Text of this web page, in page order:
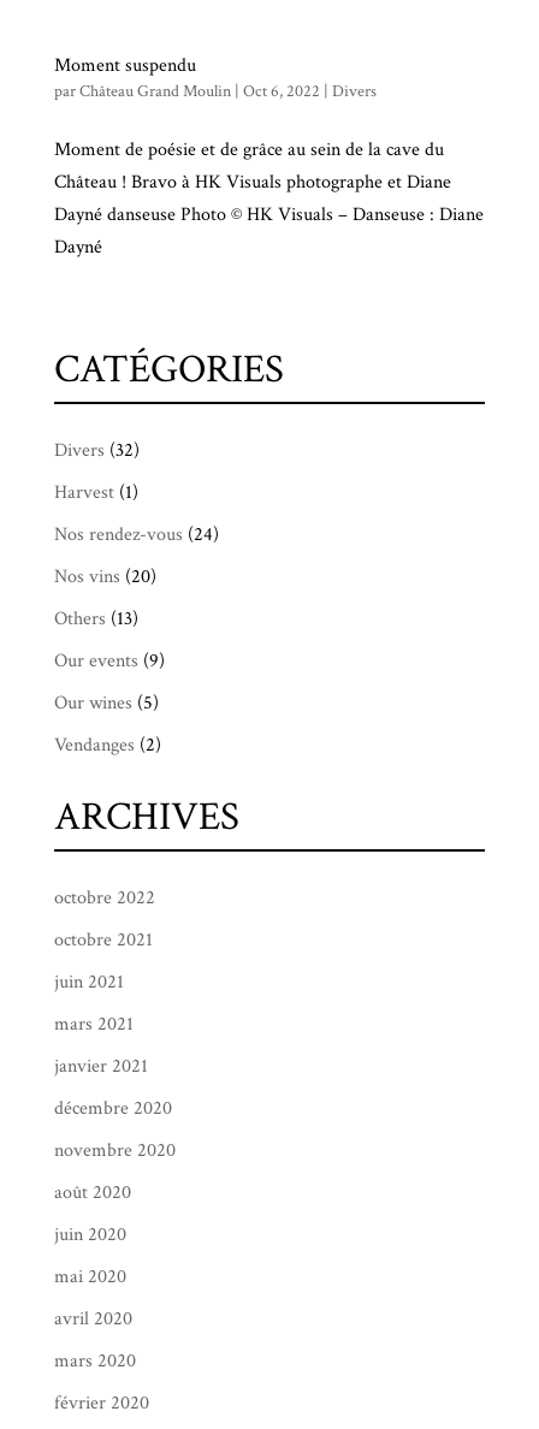
Moment suspendu
parChâteau Grand Moulin| Oct 6, 2022 | Divers
Moment de poésie et de grâce au sein de la cave du
Château ! Bravo à HK Visuals photographe et Diane
Dayné danseuse Photo © HK Visuals – Danseuse : Diane
Dayné
CATÉGORIES
Divers (32)
Harvest(1)
Nos rendez-vous (24)
Nos vins (20)
Others (13)
Our events (9)
Our wines (5)
Vendanges (2)
ARCHIVES
octobre 2022
octobre 2021
juin 2021
mars 2021
janvier 2021
décembre 2020
novembre 2020
août 2020
juin 2020
mai 2020
avril 2020
mars 2020
février 2020